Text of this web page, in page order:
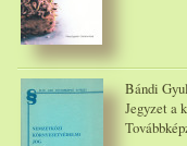
Bándi
Jegyzet a